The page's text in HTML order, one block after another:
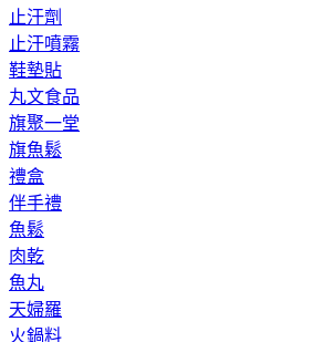
止汗劑
止汗噴霧
鞋墊貼
丸文食品
旗聚一堂
旗魚鬆
禮盒
伴手禮
魚鬆
肉乾
魚丸
天婦羅
火鍋料